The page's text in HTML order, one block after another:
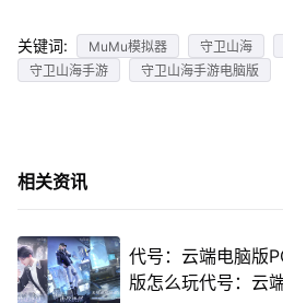
关键词: MuMu模拟器 守卫山海
守卫山海手游
守卫山海手游电脑版
相关资讯
代号：云端电脑版
版怎么玩代号：云